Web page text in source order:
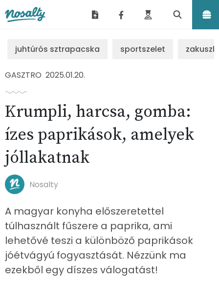
juhtúrós sztrapacska sportszelet
GASZTRO 2025.01.20.
Krumpli, harcsa, gomba:
ízes paprikások, amelyek
jóllakatnak
Nosalty
A magyar konyha előszeretettel
túlhasznált fűszere a paprika, ami
lehetővé teszi a különböző paprikások
jóétvágyú fogyasztását. Nézzünk ma
ezekből egy díszes válogatást!